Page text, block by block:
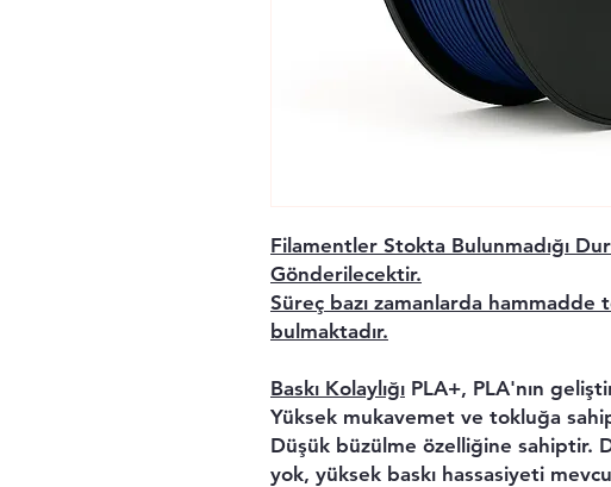
Filamentler Stokta Bulunmadığı
Gönderilecektir.
Süreç bazı zamanlarda
bulmaktadır.
Baskı Kolaylığı PLA+, PLA'nın
Yüksek mukavemet ve tokluğa
Düşük büzülme özelliğine sahiptir.
yok, yüksek baskı hassasiyeti